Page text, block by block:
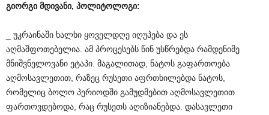
გიორგი მდივანი, პოლიტოლოგი:
_ უკრაინაში ხალხი ყოველდღე იღუპება და ეს
აღმაშფოთებელია. ამ პროცესებს წინ უსწრებდა რამდენიმე
მნიშვნელოვანი ეტაპი. მაგალითად, ნატოს გაფართოება
აღმოსავლეთით, რაზეც რუსეთი აფრთხილებდა ნატოს,
რომელიც ბოლო პერიოდში გამუდმებით აღმოსავლეთით
ფართოვდებოდა, რაც რუსეთს აღიზიანებდა. დასავლეთი